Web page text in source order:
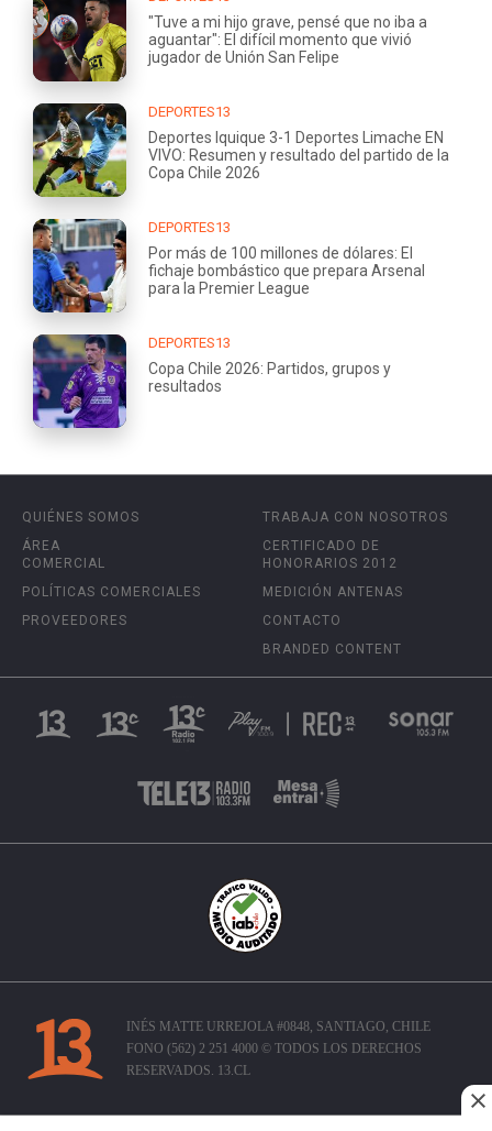
"Tuve a mi hijo grave, pensé que no iba a
aguantar": El difícil momento que vivió
jugador de Unión San Felipe
DEPORTES13
Deportes Iquique 3-1 Deportes Limache EN
VIVO: Resumen y resultado del partido de la
Copa Chile 2026
DEPORTES13
Por más de 100 millones de dólares: El
fichaje bombástico que prepara Arsenal
para la Premier League
DEPORTES13
Copa Chile 2026: Partidos, grupos y
resultados
QUIÉNES SOMOS
ÁREA
COMERCIAL
POLÍTICAS COMERCIALES
PROVEEDORES
TRABAJA CON NOSOTROS
CERTIFICADO DE
HONORARIOS 2012
MEDICIÓN ANTENAS
CONTACTO
BRANDED CONTENT
INÉS MATTE URREJOLA #0848, SANTIAGO, CHILE
FONO (562) 2 251 4000 © TODOS LOS DERECHOS
RESERVADOS. 13.CL